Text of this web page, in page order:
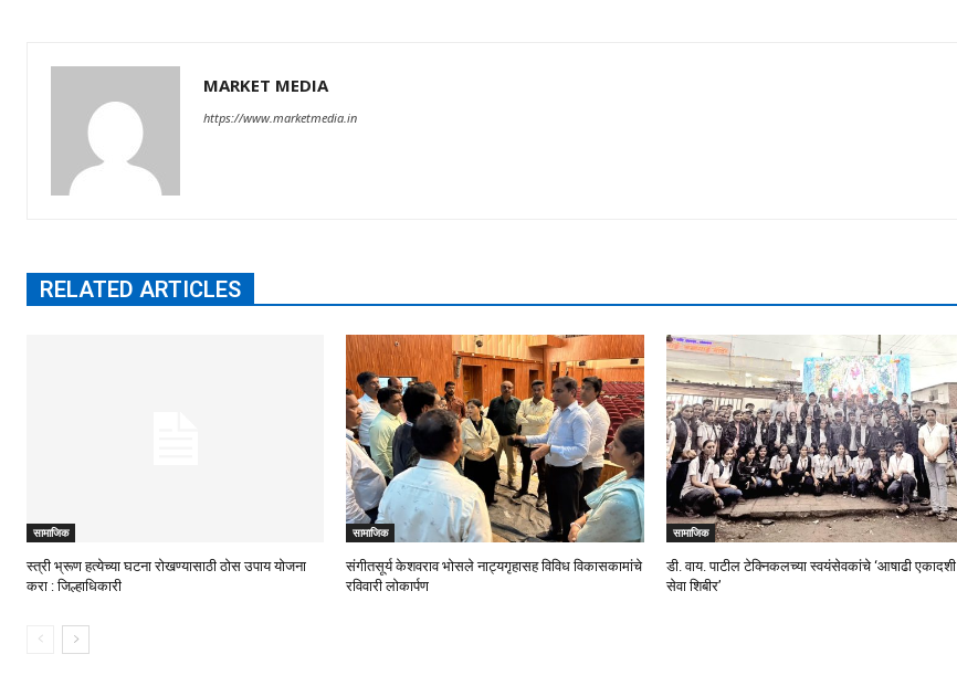
MARKET MEDIA
https://www.marketmedia.in
RELATED ARTICLES
सामाजिक
स्त्री भ्रूण हत्येच्या घटना रोखण्यासाठी ठोस उपाय योजना
करा : जिल्हाधिकारी
सामाजिक
संगीतसूर्य केशवराव भोसले नाट्यगृहासह विविध विकासकामांचे
रविवारी लोकार्पण
सामाजिक
डी. वाय. पाटील टेक्निकलच्या स्वयंसेवकांचे ‘आषाढी एकादशी
सेवा शिबीर’